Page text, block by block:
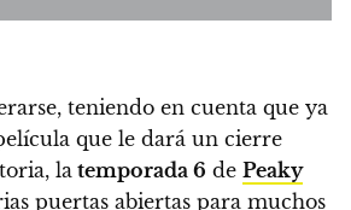
teniendo en cuenta que ya
que le dará un cierre
la temporada 6 de Peaky
puertas abiertas para muchos